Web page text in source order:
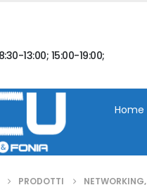
13:00; 15:00-19:00;
Home
PRODOTTI NETWORKING,
Account